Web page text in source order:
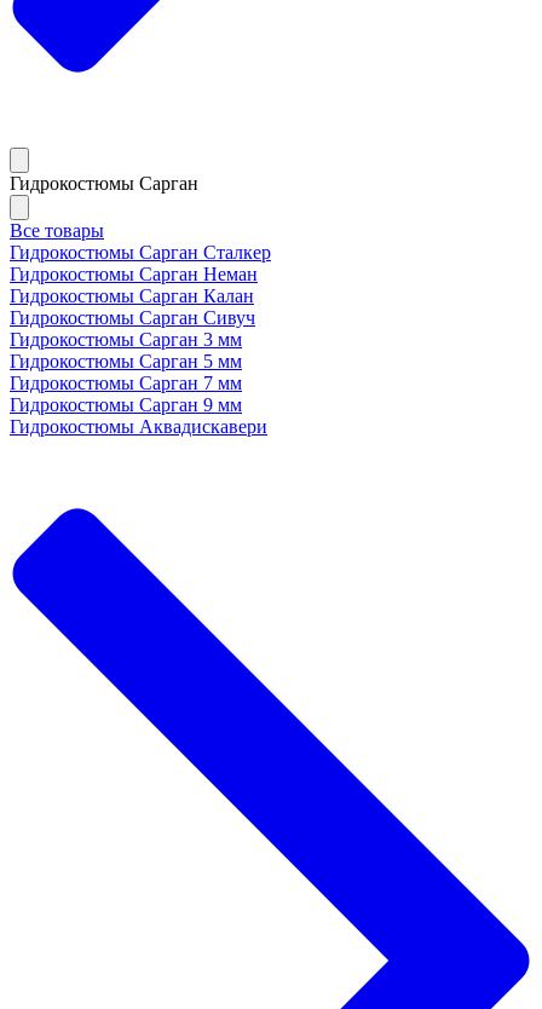
Гидрокостюмы Сарган
Все товары
Гидрокостюмы Сарган Сталкер
Гидрокостюмы Сарган Неман
Гидрокостюмы Сарган Калан
Гидрокостюмы Сарган Сивуч
Гидрокостюмы Сарган 3 мм
Гидрокостюмы Сарган 5 мм
Гидрокостюмы Сарган 7 мм
Гидрокостюмы Сарган 9 мм
Гидрокостюмы Аквадискавери